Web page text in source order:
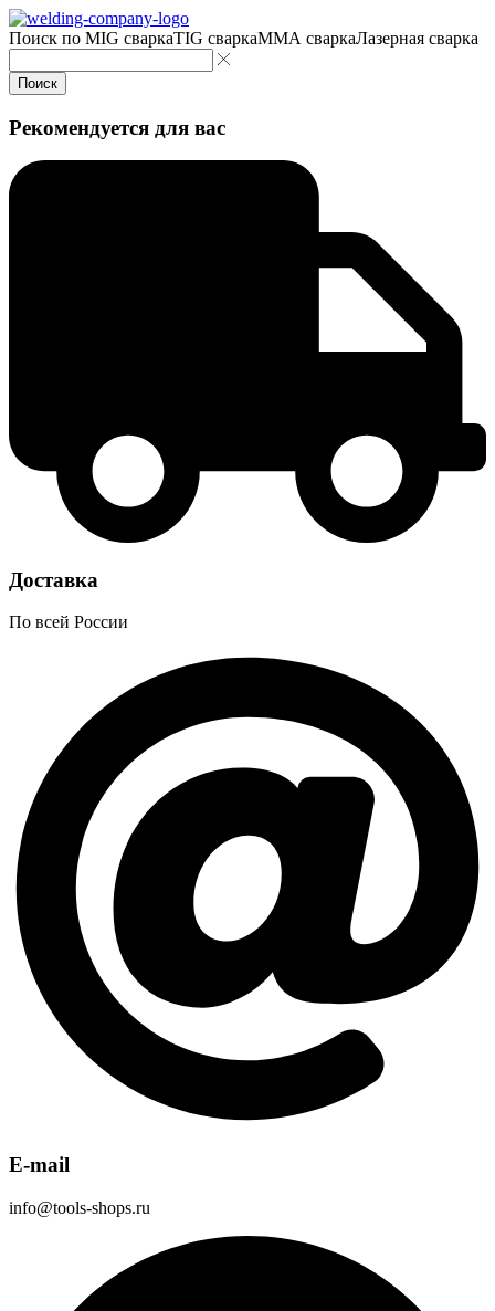
Поиск по MIG сваркаTIG сваркаMMA сваркаЛазерная сварка
Поиск
Рекомендуется для вас
Доставка
По всей России
E-mail
info@tools-shops.ru